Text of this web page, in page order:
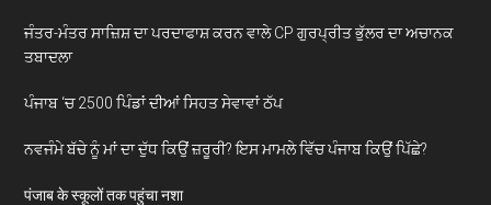
ਜੰਤਰ-ਮੰਤਰ ਸਾਜ਼ਿਸ਼ ਦਾ ਪਰਦਾਫਾਸ਼ ਕਰਨ ਵਾਲੇ CP ਗੁਰਪ੍ਰੀਤ ਭੁੱਲਰ ਦਾ ਅਚਾਨਕ
ਤਬਾਦਲਾ
ਪੰਜਾਬ ‘ਚ 2500 ਪਿੰਡਾਂ ਦੀਆਂ ਸਿਹਤ ਸੇਵਾਵਾਂ ਠੱਪ
ਨਵਜੰਮੇ ਬੱਚੇ ਨੂੰ ਮਾਂ ਦਾ ਦੁੱਧ ਕਿਉਂ ਜ਼ਰੂਰੀ? ਇਸ ਮਾਮਲੇ ਵਿੱਚ ਪੰਜਾਬ ਕਿਉਂ ਪਿੱਛੇ?
पंजाब के स्कूलों तक पहुंचा नशा